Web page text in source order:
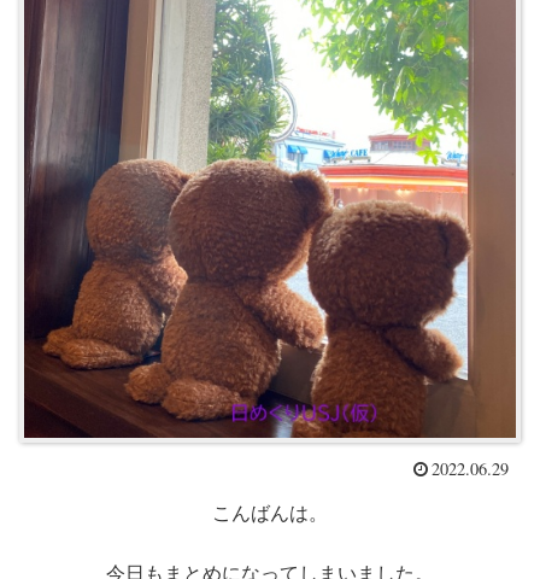
2022.06.29
こんばんは。
今日もまとめになってしまいました。